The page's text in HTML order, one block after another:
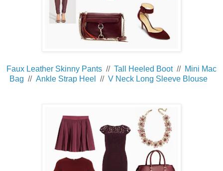
Faux Leather Skinny Pants // Tall Heeled Boot// Mini Mac
Bag // Ankle Strap Heel // V Neck Long Sleeve Blouse